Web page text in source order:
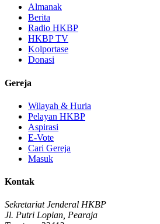
Almanak
Berita
Radio HKBP
HKBP TV
Kolportase
Donasi
Gereja
Wilayah & Huria
Pelayan HKBP
Aspirasi
E-Vote
Cari Gereja
Masuk
Kontak
Sekretariat Jenderal HKBP
Jl. Putri Lopian, Pearaja